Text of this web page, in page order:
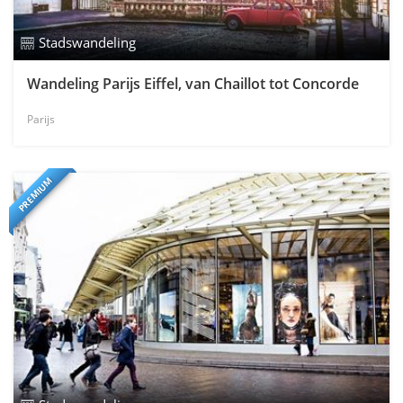
Stadswandeling
Wandeling Parijs Eiffel, van Chaillot tot Concorde
Parijs
PREMIUM